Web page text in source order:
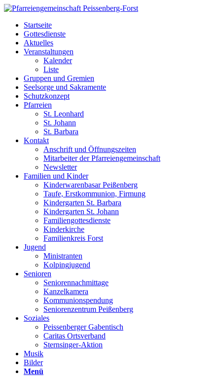
Startseite
Gottesdienste
Aktuelles
Veranstaltungen
Kalender
Liste
Gruppen und Gremien
Seelsorge und Sakramente
Schutzkonzept
Pfarreien
St. Leonhard
St. Johann
St. Barbara
Kontakt
Anschrift und Öffnungszeiten
Mitarbeiter der Pfarreiengemeinschaft
Newsletter
Familien und Kinder
Kinderwarenbasar Peißenberg
Taufe, Erstkommunion, Firmung
Kindergarten St. Barbara
Kindergarten St. Johann
Familiengottesdienste
Kinderkirche
Familienkreis Forst
Jugend
Ministranten
Kolpingjugend
Senioren
Seniorennachmittage
Kanzelkamera
Kommunionspendung
Seniorenzentrum Peißenberg
Soziales
Peissenberger Gabentisch
Caritas Ortsverband
Sternsinger-Aktion
Musik
Bilder
Menü